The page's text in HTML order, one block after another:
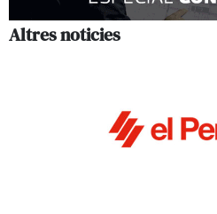
Altres noticies